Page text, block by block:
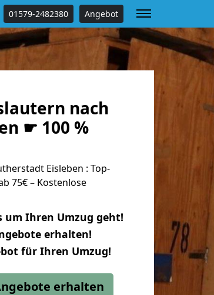
01579-2482380 Angebot
nach
☛ 100 %
Eisleben : Top-
75€ – Kostenlose
um Ihren Umzug geht!
erhalten!
für Ihren Umzug!
erhalten